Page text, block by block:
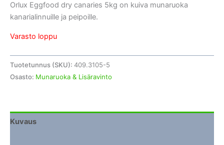
Orlux Eggfood dry canaries 5kg on kuiva munaruoka
kanarialinnuille ja peipoille.
Varasto loppu
Tuotetunnus (SKU): 409.3105-5
Osasto: Munaruoka & Lisäravinto
Kuvaus